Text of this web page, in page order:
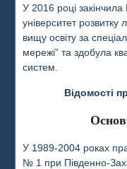
У 2016 році
університет
вищу освіту за
мережі” та здобула
систем.
Відомості
У 1989-2004 роках
№ 1 при Південно-